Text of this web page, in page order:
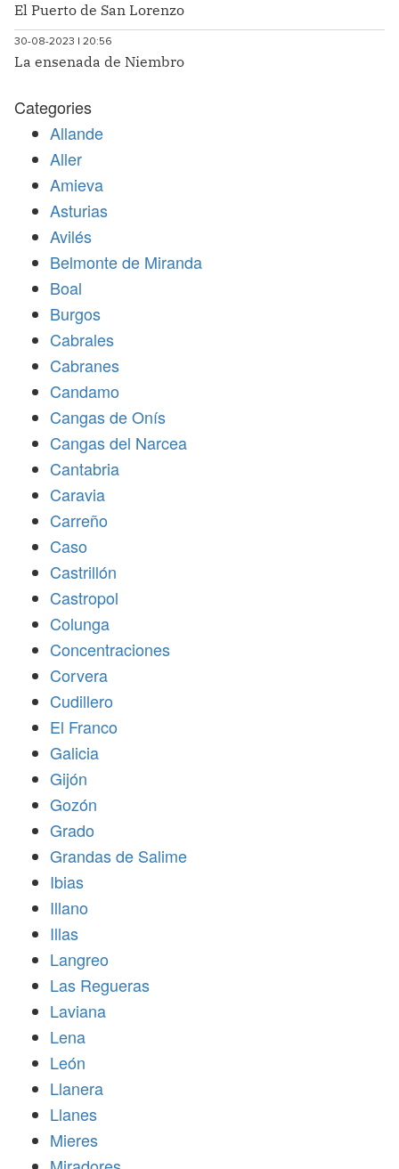
El Puerto de San Lorenzo
30-08-2023 | 20:56
La ensenada de Niembro
Categories
Allande
Aller
Amieva
Asturias
Avilés
Belmonte de Miranda
Boal
Burgos
Cabrales
Cabranes
Candamo
Cangas de Onís
Cangas del Narcea
Cantabria
Caravia
Carreño
Caso
Castrillón
Castropol
Colunga
Concentraciones
Corvera
Cudillero
El Franco
Galicia
Gijón
Gozón
Grado
Grandas de Salime
Ibias
Illano
Illas
Langreo
Las Regueras
Laviana
Lena
León
Llanera
Llanes
Mieres